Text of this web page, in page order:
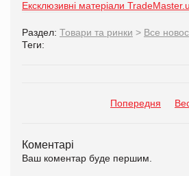
Ексклюзивні матеріали
Раздел: Товари та ринки > Все
Теги:
Попередня
Коментарі
Ваш коментар буде першим.